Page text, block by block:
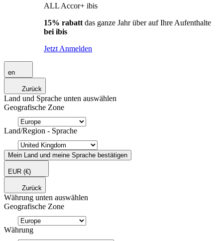
ALL Accor+ ibis
15% rabatt das ganze Jahr über auf Ihre Aufenthalte
bei ibis
Jetzt Anmelden
en
Zurück
Land und Sprache unten auswählen
Geografische Zone
Land/Region - Sprache
Mein Land und meine Sprache bestätigen
EUR (€)
Zurück
Währung unten auswählen
Geografische Zone
Währung